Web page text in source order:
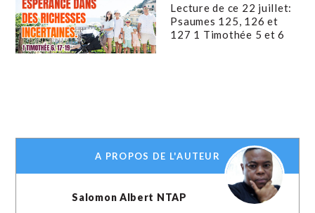
Lecture de ce 22 juillet:
Psaumes 125, 126 et
127 1 Timothée 5 et 6
A PROPOS DE L'AUTEUR
Salomon Albert NTAP